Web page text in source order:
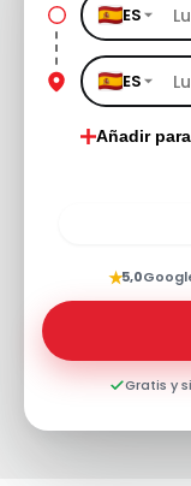
ES
ES
Añadir
★5,0
Gratis y